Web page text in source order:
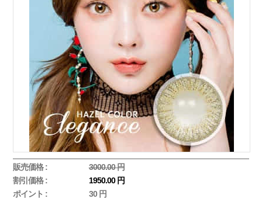
販売価格 :
3000.00 円
割引価格 :
1950.00 円
ポイント :
30 円